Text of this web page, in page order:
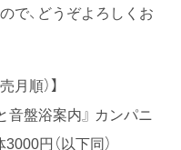
で、どうぞよろしくお
月順）】
音盤浴案内』 カンパニ
円（以下同）